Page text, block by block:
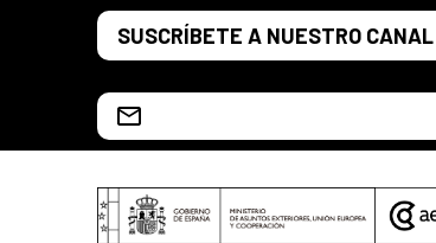
Saltar al contenido principal
SUSCRÍBETE A NUESTRO